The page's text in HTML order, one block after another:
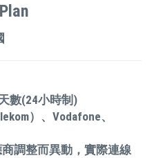
數(24小時制)
）、Vodafone、
調整而異動，實際連線